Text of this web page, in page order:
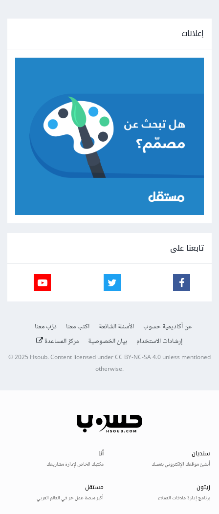
إعلانات
تابعنا على
عن أكاديمية حسوب الأسئلة الشائعة اكتب معنا
درّب معنا
إرشادات الاستخدام
بيان الخصوصية مركز المساعدة
© 2025Hsoub.Content licensed underCC BY-NC-SA 4.0unless mentioned
otherwise.